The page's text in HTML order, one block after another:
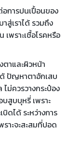
อการปนเปื้อนของ
สู่เราได้ รวมถึง
พราะเชื้อโรคหรือ
าและผิวหน้า
ด้ ปัญหาตาอักเสบ
ม่ควรวางกระป๋อง
สูบบุหรี่ เพราะ
ดได้ ระหว่างการ
ราะจะสะสมที่ปอด